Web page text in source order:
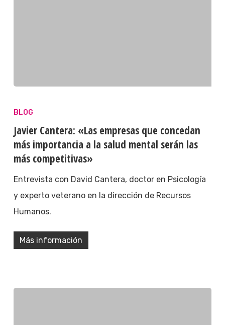
BLOG
Javier Cantera: «Las empresas que concedan
más importancia a la salud mental serán las
más competitivas»
Entrevista con David Cantera, doctor en Psicología
y experto veterano en la dirección de Recursos
Humanos.
Más información